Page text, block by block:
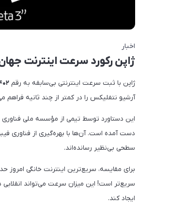
اخبار
ژاپن رکورد سرعت اینترنت
ژاپن با ثبت سرعت اینترنتی بی‌سابقه به رقم ۴۰۲ ترابیت بر
آرشیو نتفلیکس را در کمتر از چند ثانیه
سطحی بی‌نظیر رسانده‌اند.
سریع‌تر است! این میزان سرعت می‌تواند انقلابی
ایجاد کند.